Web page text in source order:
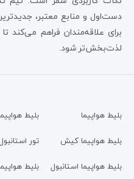
دست‌اول و منابع معتبر،
برای علاقه‌مندان فراهم می‌کند
لذت‌بخش‌تر شود.
بلیط هواپیما
بلیط هواپیما کیش
بلیط هواپیما استانبول
بلیط
تور
بلیط